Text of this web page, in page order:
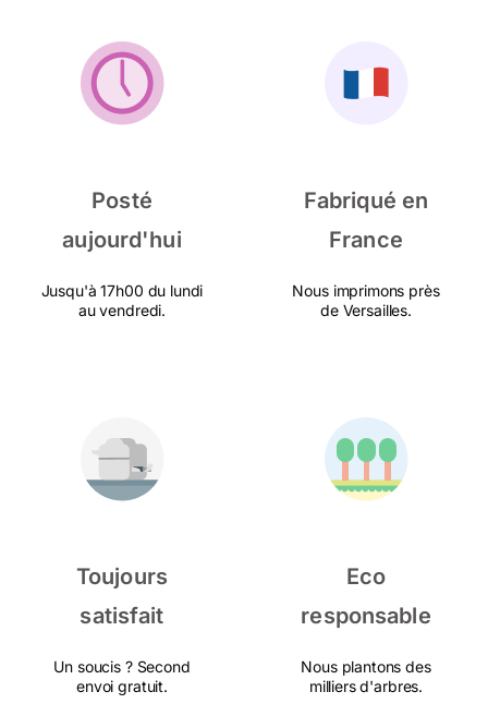
Posté
aujourd'hui
Jusqu'à 17h00 du lundi
au vendredi.
Fabriqué en
France
Nous imprimons près
de Versailles.
Toujours
satisfait
Un soucis ? Second
envoi gratuit.
Eco
responsable
Nous plantons des
milliers d'arbres.